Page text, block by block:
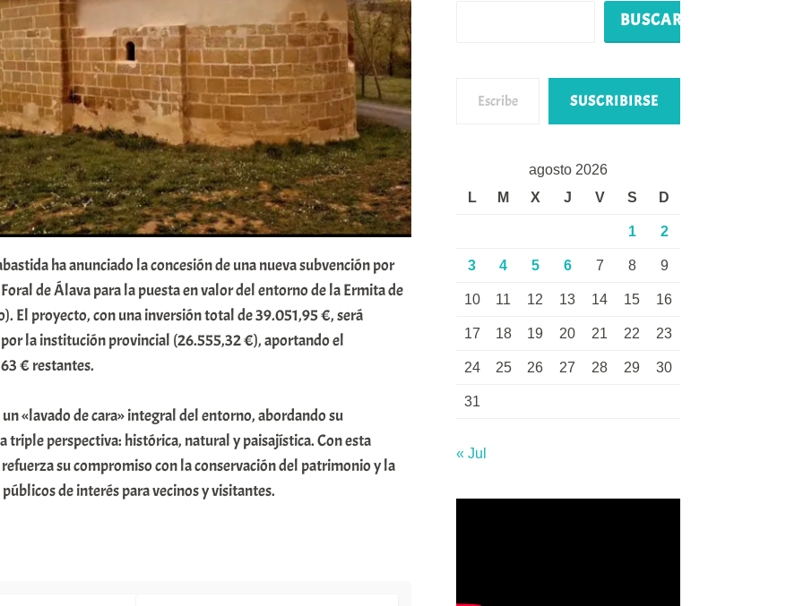
ha anunciado la concesión de una nueva subvención por
de Álava para la puesta en valor del entorno de la Ermita de
El proyecto, con una inversión total de 39.051,95 €, será
la institución provincial (26.555,32 €), aportando el
€ restantes.
«lavado de cara» integral del entorno, abordando su
triple perspectiva: histórica, natural y paisajística. Con esta
su compromiso con la conservación del patrimonio y la
de interés para vecinos y visitantes.
BUSCAR
SUSCRIBIRSE
agosto 2026
L
M X J V S D
1 2
3 4 5 6 7 8 9
10 11 12 13 14 15 16
17 18 19 20 21 22 23
24 25 26 27 28 29 30
31
« Jul